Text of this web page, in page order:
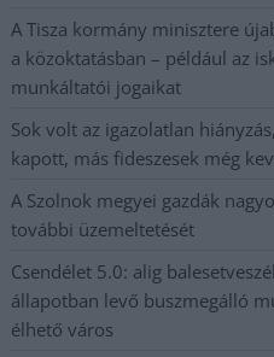
A Tisza kormány minisztere
a közoktatásban – például az
munkáltatói jogaikat
Sok volt az igazolatlan
kapott, más fideszesek még
A Szolnok megyei gazdák
további üzemeltetését
Csendélet 5.0: alig
állapotban levő buszmegálló
élhető város